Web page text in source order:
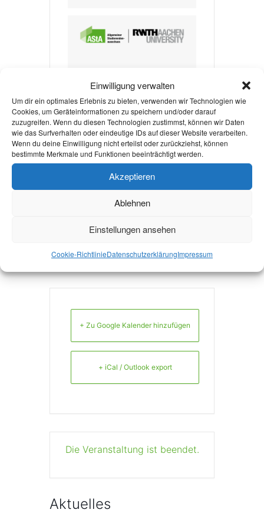
Einwilligung verwalten
Um dir ein optimales Erlebnis zu bieten, verwenden wir Technologien wie
Cookies, um Geräteinformationen zu speichern und/oder darauf
zuzugreifen. Wenn du diesen Technologien zustimmst, können wir Daten
wie das Surfverhalten oder eindeutige IDs auf dieser Website verarbeiten.
Wenn du deine Einwilligung nicht erteilst oder zurückziehst, können
bestimmte Merkmale und Funktionen beeinträchtigt werden.
Akzeptieren
Ablehnen
Einstellungen ansehen
Cookie-RichtlinieDatenschutzerklärungImpressum
AACHEN
E-MAIL
asta@asta.rwth-
aachen.de
-aachen.de/
+ Zu Google Kalender hinzufügen
+ iCal / Outlook export
Die Veranstaltung ist beendet.
Aktuelles